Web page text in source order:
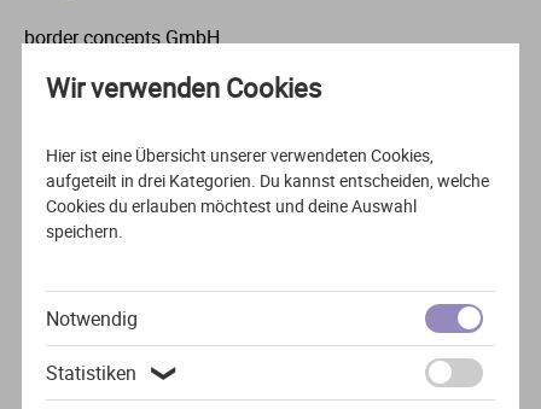
border concepts GmbH
Fax: 0049 (0)2562.9938 - 10
www.bo-co.eu
Besucher-/ Postadresse:
border concepts GmbH
48599 Gronau
Germany
Weitere Daten:
Geschäftsführer: Sjaik Djorai, Karel Otte
Wir verwenden Cookies
Hier ist eine Übersicht unserer verwendeten Cookies,
aufgeteilt in drei Kategorien. Du kannst entscheiden, welche
Cookies du erlauben möchtest und deine Auswahl
speichern.
Notwendig
Statistiken ❯